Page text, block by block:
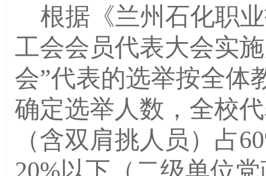
根据《兰州石化职
工会会员代表大会实
会”代表的选举按全体
确定选举人数，全校
（含双肩挑人员）占